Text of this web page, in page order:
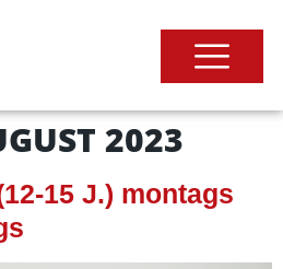
2023
15 J.) montags